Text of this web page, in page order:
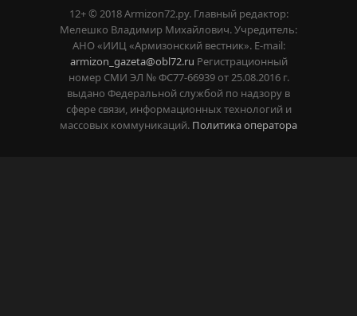
12+ © 2018 Armizon72.ру. Главный редактор:
Мелешко Владимир Михайлович. Учредитель:
АНО «ИИЦ «Армизонский вестник». E-mail:
armizon_gazeta@obl72.ru Регистрационный
номер СМИ ЭЛ № ФС77-66939 от 25.08.2016 г.
выдано Федеральной службой по надзору в
сфере связи, информационных технологий и
массовых коммуникаций. Политика оператора